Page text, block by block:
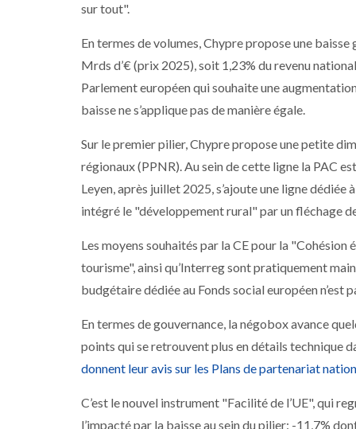
sur tout".
En termes de volumes, Chypre propose une
Mrds d’€ (prix 2025), soit 1,23% du revenu
Parlement européen qui souhaite une
baisse ne s’applique pas de manière égale.
Sur le premier pilier, Chypre propose une petite
régionaux (PPNR). Au sein de cette ligne la PAC
Leyen, après juillet 2025, s’ajoute une ligne
intégré le "développement rural" par un fléchage
Les moyens souhaités par la CE pour la
tourisme", ainsi qu’Interreg sont pratiquement
budgétaire dédiée au Fonds social européen n’est
En termes de gouvernance, la négobox avance
points qui se retrouvent plus en détails technique
donnent leur avis sur les Plans de partenariat
C’est le nouvel instrument "Facilité de l’UE", qui
l’impacté par la baisse au sein du pilier: -11,7%